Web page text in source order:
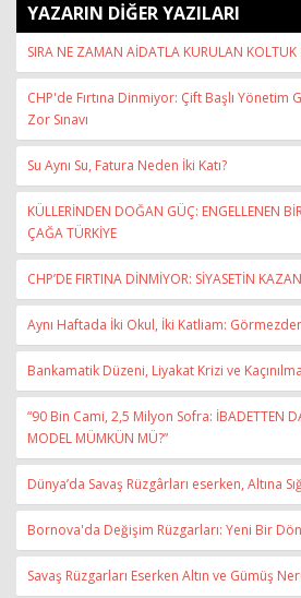
YAZARIN DİĞER YAZILARI
SIRA NE ZAMAN AİDATLA KURULAN KOLTUK
CHP'de Fırtına Dinmiyor: Çift Başlı Yönetim
Zor Sınavı
Su Aynı Su, Fatura Neden İki Katı?
KÜLLERİNDEN DOĞAN GÜÇ: ENGELLENEN
ÇAĞA TÜRKİYE
CHP’DE FIRTINA DİNMİYOR: SİYASETİN
Aynı Haftada İki Okul, İki Katliam:
Bankamatik Düzeni, Liyakat Krizi ve
“90 Bin Cami, 2,5 Milyon Sofra: İBADETTEN
MODEL MÜMKÜN MÜ?”
Dünya’da Savaş Rüzgârları eserken, Altına
Bornova'da Değişim Rüzgarları: Yeni Bir
Savaş Rüzgarları Eserken Altın ve Gümüş